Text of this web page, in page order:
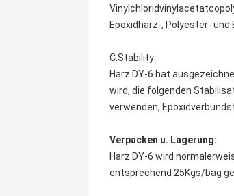
Epoxidharz-, Polyester-
C.Stability:
Harz DY-6 hat
wird, die folgenden
verwenden,
Verpacken u. Lagerung:
Harz DY-6 wird
entsprechend 25Kgs/bag